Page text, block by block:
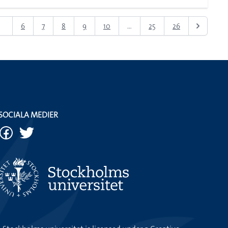
6 7 8 9 10 ... 25 26
MEDIER